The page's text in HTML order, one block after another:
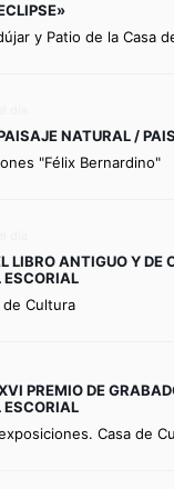
y Patio de la Casa
NATURAL /
"Félix Bernardino"
LIBRO ANTIGUO Y DE
ESCORIAL
de Cultura
PREMIO DE
ESCORIAL
Casa de